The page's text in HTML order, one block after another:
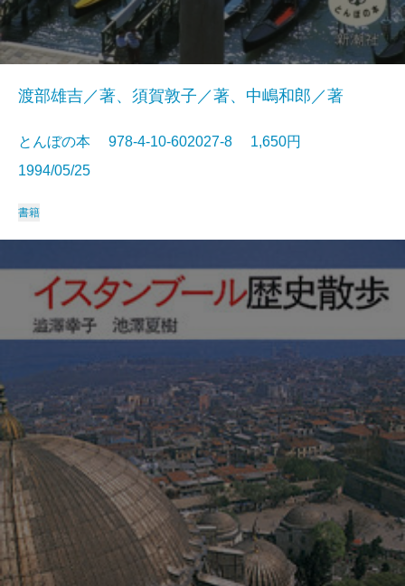
渡部雄吉／著、須賀敦子／著、中嶋和郎／著
とんぼの本 978-4-10-602027-8 1,650円
1994/05/25
書籍